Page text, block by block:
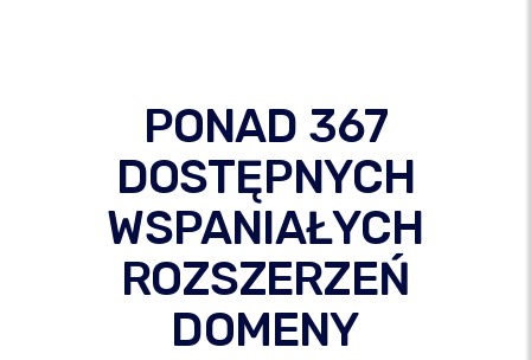
PONAD 367
DOSTĘPNYCH
WSPANIAŁYCH
ROZSZERZEŃ
DOMENY